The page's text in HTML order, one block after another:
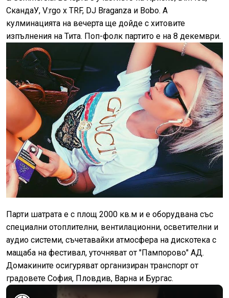
СкандаУ, V:rgo x TRF, DJ Braganza и Bobo. А
кулминацията на вечерта ще дойде с хитовите
изпълнения на Тита. Поп-фолк партито е на 8 декември.
Парти шатрата е с площ 2000 кв.м и е оборудвана със
специални отоплителни, вентилационни, осветителни и
аудио системи, съчетавайки атмосфера на дискотека с
мащаба на фестивал, уточняват от "Пампорово" АД.
Домакините осигуряват организиран транспорт от
градовете София, Пловдив, Варна и Бургас.